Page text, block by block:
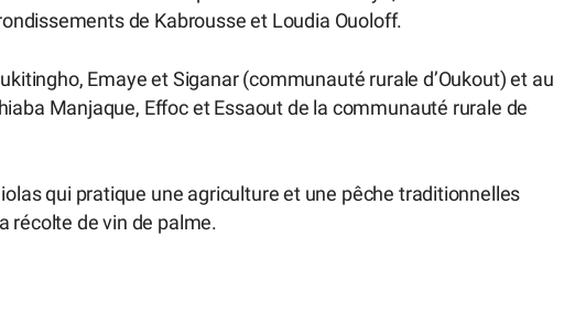
de Kabrousse et Loudia Ouoloff.
Emaye et Siganar (communauté rurale d’Oukout) et au
Manjaque, Effoc et Essaout de la communauté rurale de
qui pratique une agriculture et une pêche traditionnelles
récolte de vin de palme.